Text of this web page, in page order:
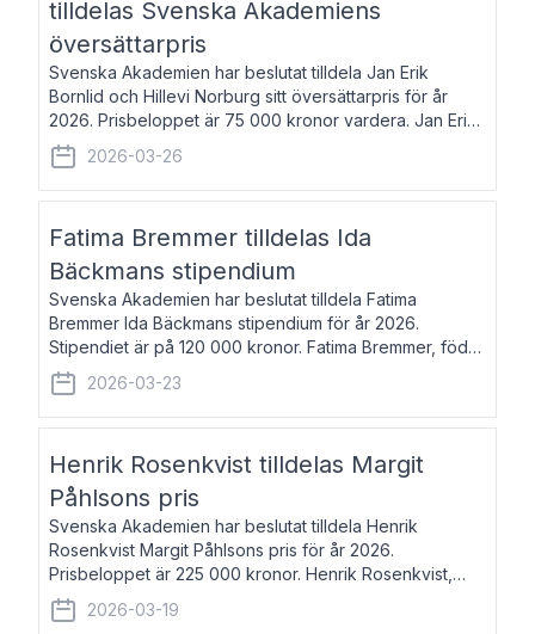
tilldelas Svenska Akademiens
översättarpris
Svenska Akademien har beslutat tilldela Jan Erik
Bornlid och Hillevi Norburg sitt översättarpris för år
2026. Prisbeloppet är 75 000 kronor vardera. Jan Erik
Bornlid, född 1947, är översättare från tyska. Han är
främst känd för sina översät
2026-03-26
Fatima Bremmer tilldelas Ida
Bäckmans stipendium
Svenska Akademien har beslutat tilldela Fatima
Bremmer Ida Bäckmans stipendium för år 2026.
Stipendiet är på 120 000 kronor. Fatima Bremmer, född
1977, är journalist och författare. Hon utkom i fjol med
boken Ligan. Klarakvarterens blodsyst
2026-03-23
Henrik Rosenkvist tilldelas Margit
Påhlsons pris
Svenska Akademien har beslutat tilldela Henrik
Rosenkvist Margit Påhlsons pris för år 2026.
Prisbeloppet är 225 000 kronor. Henrik Rosenkvist,
född 1965, är professor i nordiska språk vid Göteborgs
universitet. Han disputerade 2004 på avhan
2026-03-19